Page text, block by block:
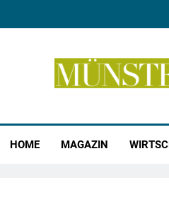
HOME MAGAZIN